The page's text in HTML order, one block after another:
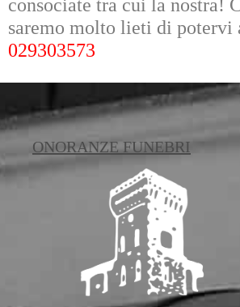
consociate tra cui la nostra!
saremo molto lieti di potervi
029303573
ONORANZE FUNEBRI